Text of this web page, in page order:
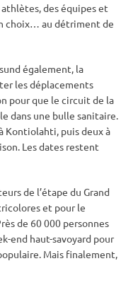
des équipes et
choix… au détriment de
également, la
les déplacements
pour que le circuit de la
dans une bulle sanitaire.
Kontiolahti, puis deux à
Les dates restent
de l’étape du Grand
et pour le
de 60 000 personnes
end haut-savoyard pour
Mais finalement,